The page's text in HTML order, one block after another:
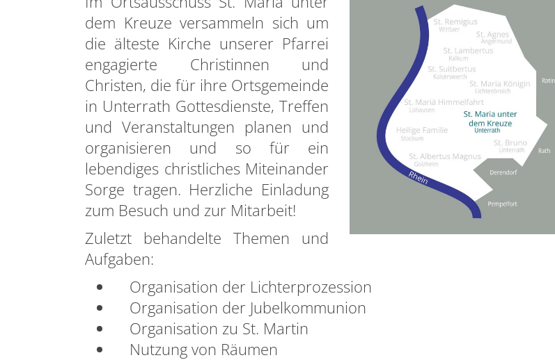
dem Kreuze versammeln sich um
die älteste Kirche unserer Pfarrei
engagierte Christinnen und
Christen, die für ihre Ortsgemeinde
in Unterrath Gottesdienste, Treffen
und Veranstaltungen planen und
organisieren und so für ein
lebendiges christliches Miteinander
Sorge tragen. Herzliche Einladung
zum Besuch und zur Mitarbeit!
Zuletzt behandelte Themen und
Aufgaben:
Organisation der Lichterprozession
Organisation der Jubelkommunion
Organisation zu St. Martin
Nutzung von Räumen